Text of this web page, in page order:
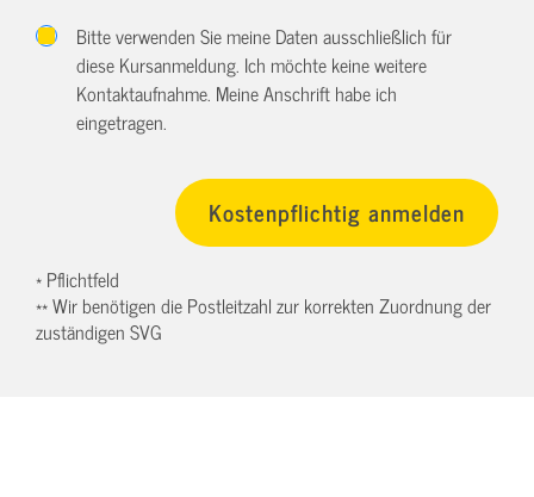
Bitte verwenden Sie meine Daten ausschließlich für
diese Kursanmeldung. Ich möchte keine weitere
Kontaktaufnahme. Meine Anschrift habe ich
eingetragen.
* Pflichtfeld
** Wir benötigen die Postleitzahl zur korrekten Zuordnung der
zuständigen SVG